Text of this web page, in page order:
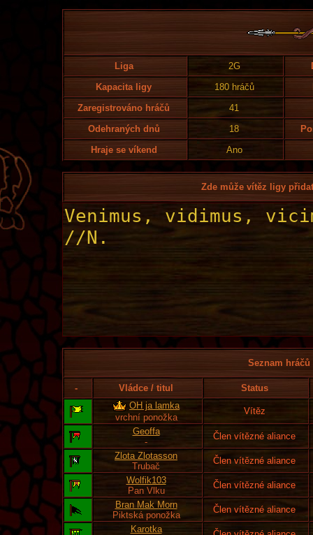
Liga 2G
Kapacita ligy
180 hráčů
Zaregistrováno hráčů
41
Odehraných dnů
18
Hraje se víkend
Ano
Zde může vítěz ligy
Seznam
- Vládce / titul
Status
OH ja lamka
vrchní ponožka
Vítěz
Geoffa
-
Člen vítězné aliance
Zlota Zlotasson
Trubač
Člen vítězné aliance
Wolfik103
Pan Vlku
Člen vítězné aliance
Bran Mak Morn
Piktská ponožka
Člen vítězné aliance
Karotka